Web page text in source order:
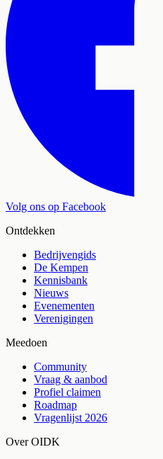
Volg ons op Facebook
Ontdekken
Bedrijvengids
De Kempen
Kennisbank
Nieuws
Evenementen
Verenigingen
Meedoen
Community
Vraag & aanbod
Profiel claimen
Roadmap
Vragenlijst 2026
Over OIDK